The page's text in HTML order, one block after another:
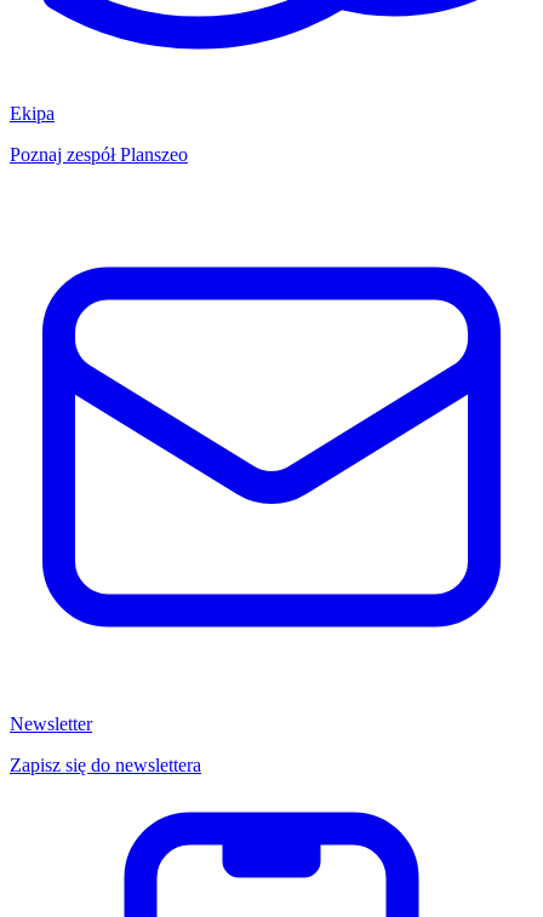
Ekipa
Poznaj zespół Planszeo
Newsletter
Zapisz się do newslettera